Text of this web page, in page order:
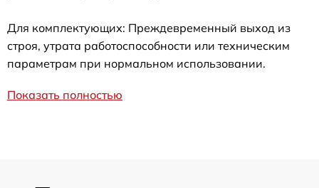
Для комплектующих: Преждевременный выход из
строя, утрата работоспособности или техническим
параметрам при нормальном использовании.
Показать полностью